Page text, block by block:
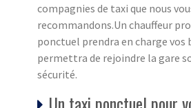
compagnies de taxi que nous
recommandons.Un chauffeur
ponctuel prendra en charge vos
permettra de rejoindre la gare
sécurité.